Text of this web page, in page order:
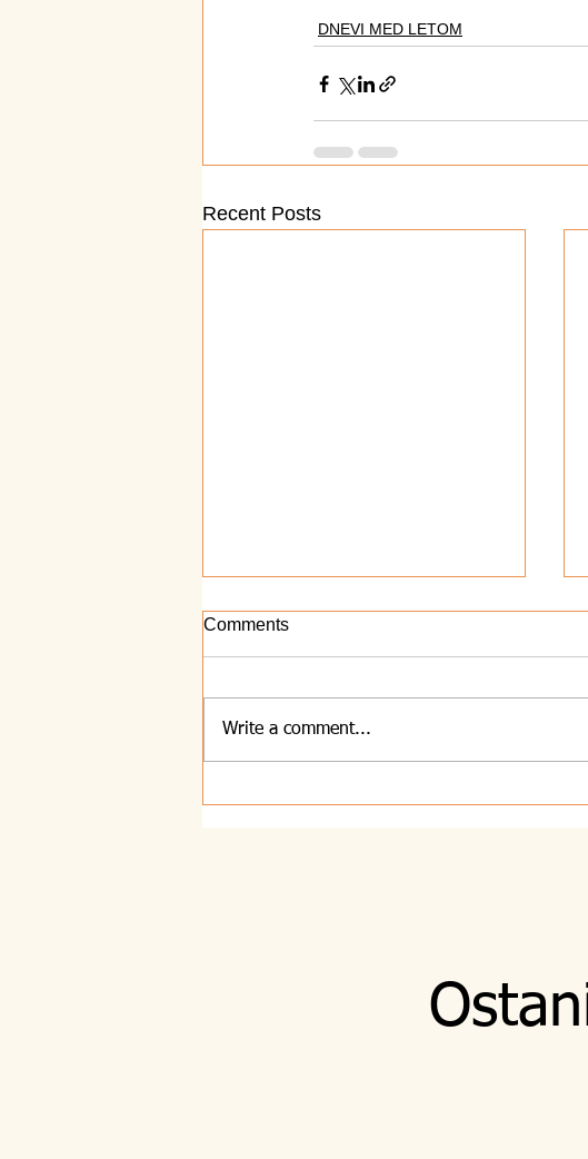
DNEVI MED LETOM
Recent Posts
8.8.2026 - Majhna
Comments
Write a comment...